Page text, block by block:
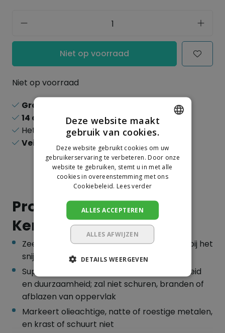
Niet op voorraad
Niet op voorraad
Gratis verzending
14 dagen
recht op retour
Het
grootsteassortiment
Veilig
online betalen
Productinformatie
Kenmerken:
Zeer zichtbare markeringen die oplichten bij het
snijden of lassen
Superieur aan speksteen in markeerbaarheid
en duurzaamheid; zal niet schuren, branden of
afblazen van oppervlak
Markeert olieachtige, natte of roestige metalen,
en krast of schuurt niet
DUTCH
GERMAN
Deze website maakt
gebruik van cookies.
Deze website gebruikt cookies om uw
gebruikerservaring te verbeteren. Door onze
website te gebruiken, stemt u in met alle
cookies in overeenstemming met ons
Cookiebeleid. Lees verder
ALLES ACCEPTEREN
ALLES AFWIJZEN
DETAILS WEERGEVEN